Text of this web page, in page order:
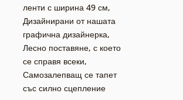
ленти с ширина 49 см,
Дизайнирани от нашата
графична дизайнерка,
Лесно поставяне, с което
се справя всеки,
Самозалепващ се тапет
със силно сцепление